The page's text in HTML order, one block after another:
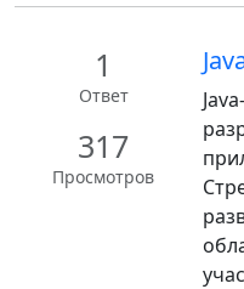
1
Ответ
317
Просмотров